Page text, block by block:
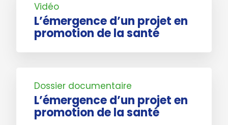
Vidéo
L’émergence d’un projet en
promotion de la santé
Dossier documentaire
L’émergence d’un projet en
promotion de la santé